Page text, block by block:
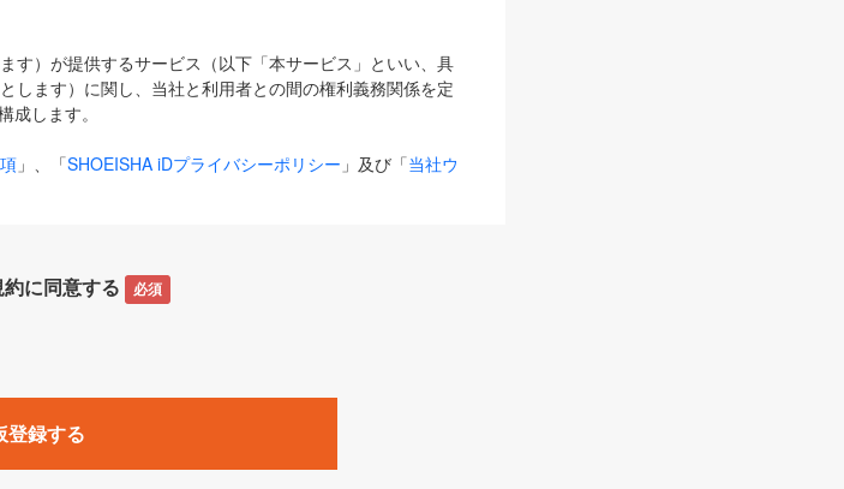
す）が提供するサービス（以下「本サービス」といい、具
します）に関し、当社と利用者との間の権利義務関係を定
します。
」、「SHOEISHA iDプライバシーポリシー 」及び「当社ウ
ス（名称や内容が変更された場合、変更後のサービスを含
るイベントやキャンペーンをいいます。
「EnterpriseZine」「ECzine」「Biz/Zine」「HRzine」
に同意する 必須
登録する